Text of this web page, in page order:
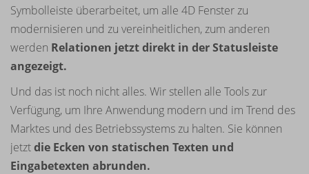
Symbolleiste überarbeitet, um alle 4D Fenster zu
modernisieren und zu vereinheitlichen, zum anderen
werden Relationen jetzt direkt in der Statusleiste
angezeigt.
Und das ist noch nicht alles. Wir stellen alle Tools zur
Verfügung, um Ihre Anwendung modern und im Trend des
Marktes und des Betriebssystems zu halten. Sie können
jetztdie Ecken von statischen Texten und
Eingabetexten abrunden.